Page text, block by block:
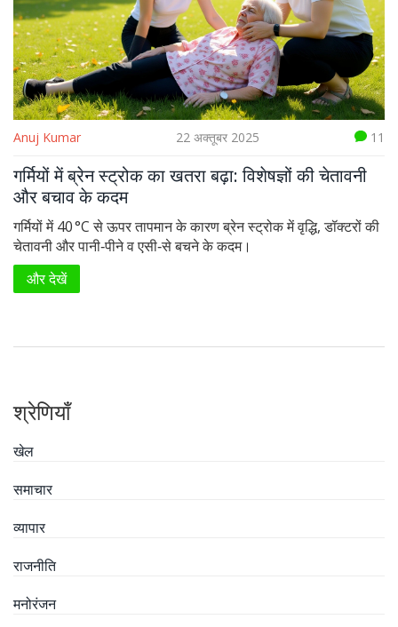
Anuj Kumar 22 अक्तूबर 2025 11
गर्मियों में ब्रेन स्ट्रोक का खतरा बढ़ा: विशेषज्ञों की चेतावनी
और बचाव के कदम
गर्मियों में 40 °C से ऊपर तापमान के कारण ब्रेन स्ट्रोक में वृद्धि, डॉक्टरों की
चेतावनी और पानी‑पीने व एसी‑से बचने के कदम।
और देखें
श्रेणियाँ
खेल
समाचार
व्यापार
राजनीति
मनोरंजन